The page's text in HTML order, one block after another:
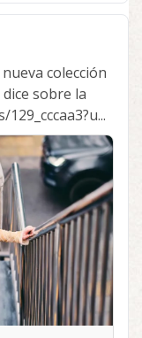
colección
sobre la